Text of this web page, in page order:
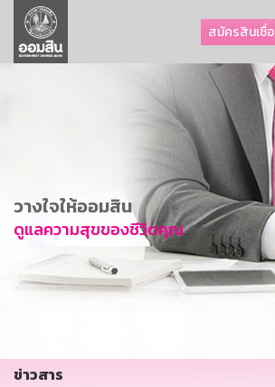
สมัครสินเชื่อ
ลูกค้าธุรกิจ
ลูกค้าผู้ประกอบรายย่อย
การพัฒนาที่ยั่งยืน
ข่าวสาร
บริการทางการเงิน
อื่นๆ
วางใจให้ออมสิน
ดูแลความสุขของชีวิตคุณ
ข่าวสาร